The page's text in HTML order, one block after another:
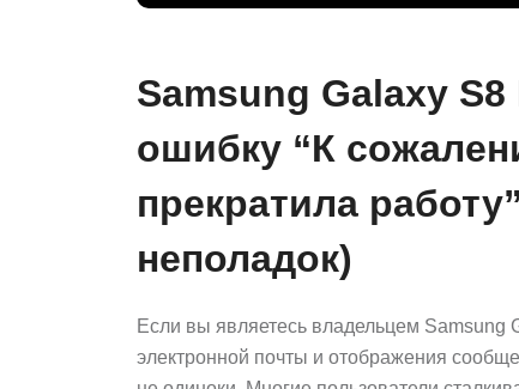
Samsung Galaxy
ошибку “К
прекратила
неполадок)
Если вы являетесь владельцем Samsung
электронной почты и отображения
не одиноки. Многие пользователи